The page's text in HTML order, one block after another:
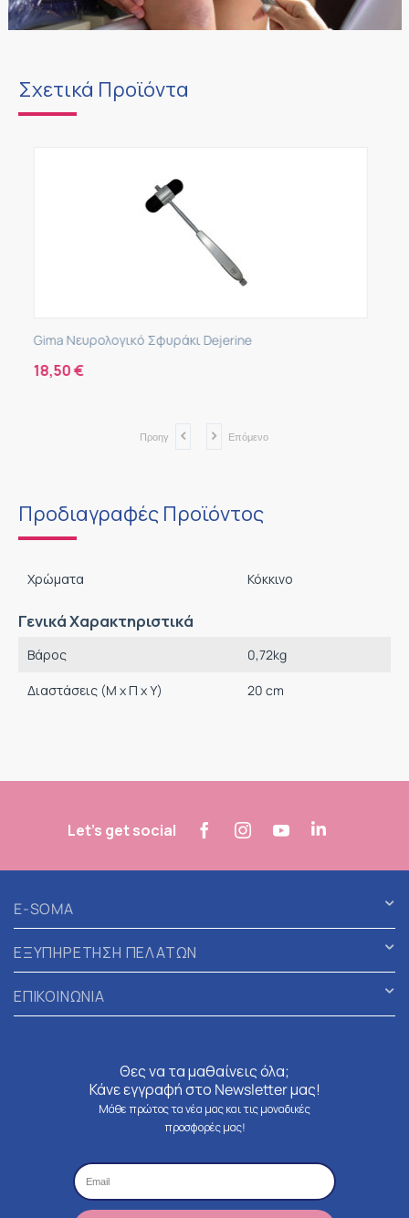
Σχετικά Προϊόντα
Baseline Νευρολογικό Σφυράκι Buck
Προηγ Επόμενο
Προδιαγραφές Προϊόντος
Χρώματα Κόκκινο
Γενικά Χαρακτηριστικά
Βάρος 0,72kg
Διαστάσεις (M x Π x Υ) 20 cm
Let's get social
E-SOMA
ΕΞΥΠΗΡΕΤΗΣΗ ΠΕΛΑΤΩΝ
ΕΠΙΚΟΙΝΩΝΙΑ
Θες να τα μαθαίνεις όλα;
Κάνε εγγραφή στο Newsletter μας!
Μάθε πρώτος τα νέα μας και τις μοναδικές
προσφορές μας!